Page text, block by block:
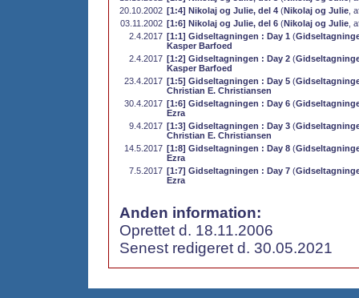
20.10.2002 [1:4] Nikolaj og Julie, del 4 (Nikolaj og Julie ,
03.11.2002 [1:6] Nikolaj og Julie, del 6 (Nikolaj og Julie ,
2.4.2017 [1:1] Gidseltagningen : Day 1 (
Kasper Barfoed
2.4.2017 [1:2] Gidseltagningen : Day 2 (
Kasper Barfoed
23.4.2017 [1:5] Gidseltagningen : Day 5 (
Christian E. Christiansen
30.4.2017 [1:6] Gidseltagningen : Day 6 (
Ezra
9.4.2017 [1:3] Gidseltagningen : Day 3 (
Christian E. Christiansen
14.5.2017 [1:8] Gidseltagningen : Day 8 (
Ezra
7.5.2017 [1:7] Gidseltagningen : Day 7 (
Ezra
Anden information:
Oprettet d. 18.11.2006
Senest redigeret d. 30.05.2021